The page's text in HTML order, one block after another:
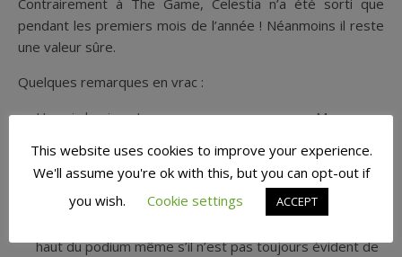
pendant les premiers mois de l’année ! Néanmoins il reste
une valeur sûre.
Quelques remarques en vrac :
Hormis les jeux Legacy ou en campagne que Mme
jouons à 2, ce top 9 est uniquement constitué de jeux
assez légers ou simples ! Attention, cela ne veut pas
dire que je ne les aime pas.
haut du podium même s’il n’est pas toujours évident de
This website uses cookies to improve your experience.
We'll assume you're ok with this, but you can opt-out if
you wish.
Cookie settings ACCEPT